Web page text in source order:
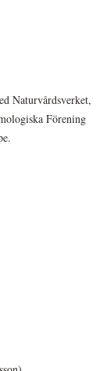
Naturvårdsverket,
Förening